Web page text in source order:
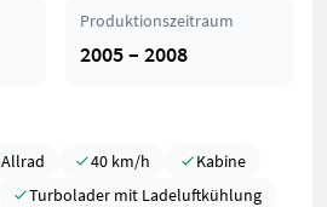
Produktionszeitraum
2005 – 2008
Allrad 40 km/h
Kabine
Turbolader mit Ladeluftkühlung